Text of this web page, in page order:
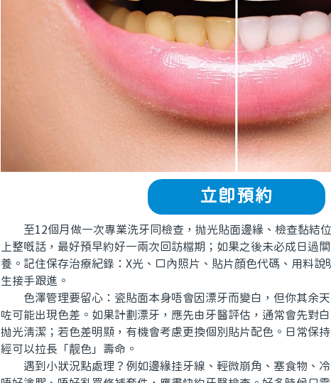
立即預約
至12個月做一次專業洗牙同檢查，抛光貼面邊緣、檢查黏結
上整嘅話，最好預早約好一兩次回訪檔期；如果之後未必成日過
養。記住保存治療紀錄：X光、口內照片、貼片顔色代碼、用料說
生接手跟進。
色澤管理要留心：瓷貼面本身唔會因漂牙而變白，但你其余天
咗可能出現色差。如果計劃漂牙，應先由牙醫評估，通常會先對
抛光清潔；若色差明顯，有機會考慮更換個別貼片配色。日常保
經可以拉長「靓色」壽命。
遇到小狀況點處理？例如邊緣挂牙線、輕微崩角、塞食物、冷